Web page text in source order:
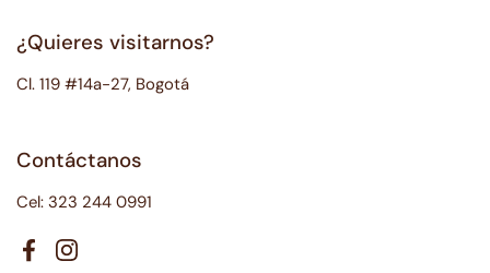
¿Quieres visitarnos?
Cl. 119 #14a-27, Bogotá
Contáctanos
Cel: 323 244 0991
FacebookInstagram